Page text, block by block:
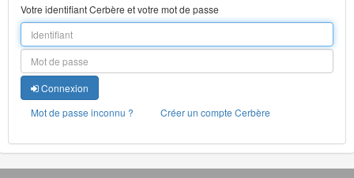
Votre identifiant Cerbère et votre mot de passe
Connexion
Mot de passe inconnu ?
Créer un compte Cerbère